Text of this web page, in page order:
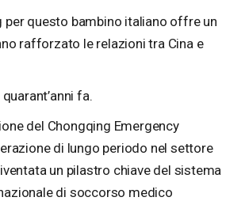
questo bambino italiano offre un
rafforzato le relazioni tra Cina e
fa.
del Chongqing Emergency
di lungo periodo nel settore
un pilastro chiave del sistema
di soccorso medico